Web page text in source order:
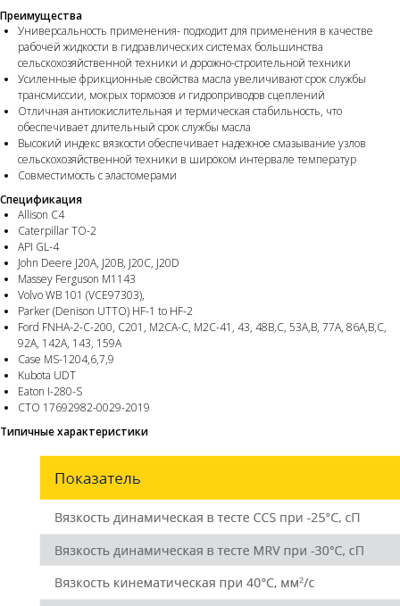
Преимущества
Универсальность применения- подходит для применения в качестве
рабочей жидкости в гидравлических системах большинства
сельскохозяйственной техники и дорожно-строительной техники
Усиленные фрикционные свойства масла увеличивают срок службы
трансмиссии, мокрых тормозов и гидроприводов сцеплений
Отличная антиокислительная и термическая стабильность, что
обеспечивает длительный срок службы масла
Высокий индекс вязкости обеспечивает надежное смазывание узлов
сельскохозяйственной техники в широком интервале температур
Совместимость с эластомерами
Спецификация
Allison C4
Caterpillar TO-2
API GL-4
John Deere J20A, J20B, J20C, J20D
Massey Ferguson M1143
Volvo WB 101 (VCE97303),
Parker (Denison UTTO) HF-1 to HF-2
Ford FNHA-2-C-200, C201, M2CA-C, M2C-41, 43, 48B,C, 53A,B, 77A, 86A,B,C,
92A, 142A, 143, 159A
Case MS-1204,6,7,9
Kubota UDT
Eaton I-280-S
СТО 17692982-0029-2019
Типичные характеристики
Лидер продаж